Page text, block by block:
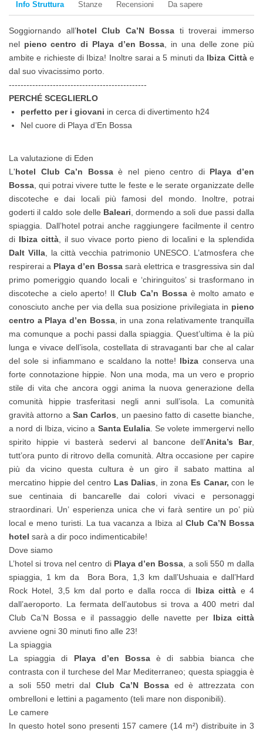
Info Struttura Stanze Recensioni Da sapere
Soggiornando all’hotel Club Ca’N Bossa ti troverai immerso
nel pieno centro di Playa d’en Bossa , in una delle zone più
ambite e richieste di Ibiza! Inoltre sarai a 5 minuti da Ibiza Cittàe
dal suo vivacissimo porto.
-----------------------------------------------
PERCHÉ SCEGLIERLO
perfetto per i giovani in cerca di divertimento h24
Nel cuore di Playa d’En Bossa
La valutazione di Eden
L'hotel Club Ca’n Bossaè nel pieno centro di Playa d’en
Bossa , qui potrai vivere tutte le feste e le serate organizzate delle
discoteche e dai locali più famosi del mondo. Inoltre, potrai
goderti il caldo sole delle Baleari , dormendo a soli due passi dalla
spiaggia. Dall’hotel potrai anche raggiungere facilmente il centro
di Ibiza città, il suo vivace porto pieno di localini e la splendida
Dalt Villa, la città vecchia patrimonio UNESCO. L’atmosfera che
respirerai a Playa d’en Bossa sarà elettrica e trasgressiva sin dal
primo pomeriggio quando locali e ‘chiringuitos’ si trasformano in
discoteche a cielo aperto! IlClub Ca’n Bossaè molto amato e
conosciuto anche per via della sua posizione privilegiata in pieno
centro a Playa d’en Bossa, in una zona relativamente tranquilla
ma comunque a pochi passi dalla spiaggia. Quest’ultima è la più
lunga e vivace dell’isola, costellata di stravaganti bar che al calar
del sole si infiammano e scaldano la notte! Ibiza conserva una
forte connotazione hippie. Non una moda, ma un vero e proprio
stile di vita che ancora oggi anima la nuova generazione della
comunità hippie trasferitasi negli anni sull’isola. La comunità
gravità attorno a San Carlos , un paesino fatto di casette bianche,
a nord di Ibiza, vicino a Santa Eulalia. Se volete immergervi nello
spirito hippie vi basterà sedervi al bancone dell’Anita’s Bar,
tutt’ora punto di ritrovo della comunità. Altra occasione per capire
più da vicino questa cultura è un giro il sabato mattina al
mercatino hippie del centro Las Dalias , in zona Es Canar, con le
sue centinaia di bancarelle dai colori vivaci e personaggi
straordinari. Un’ esperienza unica che vi farà sentire un po’ più
local e meno turisti. La tua vacanza a Ibiza al Club Ca’N Bossa
hotel sarà a dir poco indimenticabile!
Dove siamo
L’hotel si trova nel centro di Playa d’en Bossa , a soli 550 m dalla
spiaggia, 1 km da Bora Bora, 1,3 km dall’Ushuaia e dall’Hard
Rock Hotel, 3,5 km dal porto e dalla rocca di Ibiza città e 4
dall’aeroporto. La fermata dell’autobus si trova a 400 metri dal
Club Ca’N Bossa e il passaggio delle navette per Ibiza città
avviene ogni 30 minuti fino alle 23!
La spiaggia
La spiaggia di Playa d’en Bossa è di sabbia bianca che
contrasta con il turchese del Mar Mediterraneo; questa spiaggia è
a soli 550 metri dalClub Ca’N Bossa ed è attrezzata con
ombrelloni e lettini a pagamento (teli mare non disponibili).
Le camere
In questo hotel sono presenti 157 camere (14 m²) distribuite in 3